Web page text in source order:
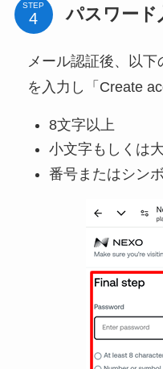
STEP パスワード
メール認証後、以
を入力し「Create
8文字以上
小文字もしくは
番号またはシン